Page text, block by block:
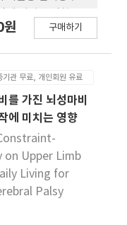
self upper
no
with VR therapy
and self
3) VR
of use
movement
when
self upper
In
방법 : 본 연구는
4회, 대상자 2가 7
, 치료회기는 대상
고 대상자 3이 8회
, 대상자 2가 11회
상의 기능회복 평
을 평가하기 위하
인 서기자세를 평가
근에서 근활성도를
단한 자세수직훈
구매하기
기관 무료, 개인회원 유료
를 가진 뇌성마비
에 미치는 영향
on Upper Limb
Living for
Palsy